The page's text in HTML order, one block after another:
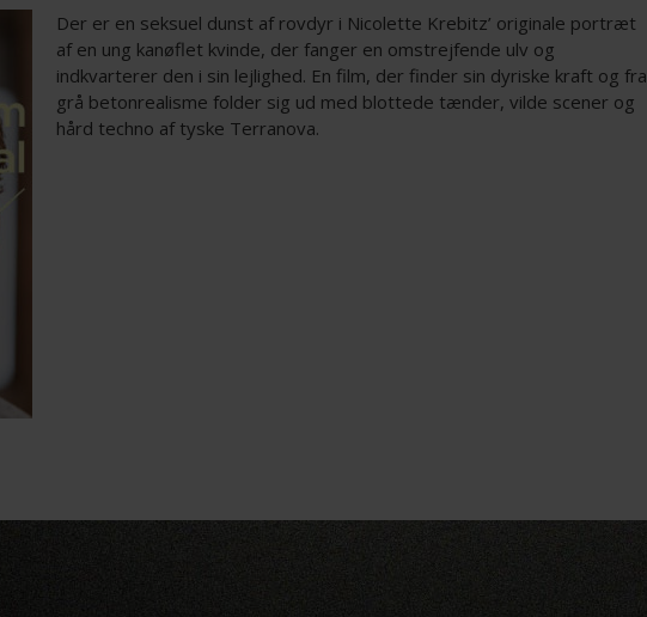
Der er en seksuel dunst af rovdyr i Nicolette Krebitz’ originale portræt
af en ung kanøflet kvinde, der fanger en omstrejfende ulv og
indkvarterer den i sin lejlighed. En film, der finder sin dyriske kraft og fra
grå betonrealisme folder sig ud med blottede tænder, vilde scener og
hård techno af tyske Terranova.